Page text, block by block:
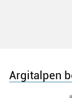
Argitalpen